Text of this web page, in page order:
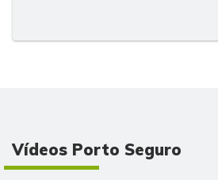
Vídeos Porto Seguro